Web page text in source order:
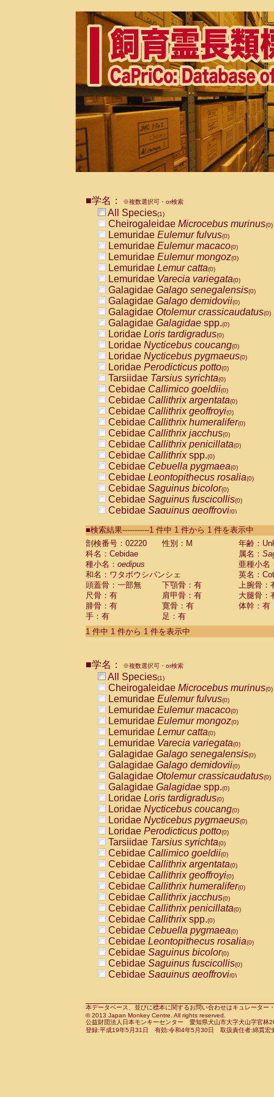
■学名： ※複数選択可・or検索
All Species(1)
Cheirogaleidae Microcebus murinus(0)
Lemuridae Eulemur fulvus(0)
Lemuridae Eulemur macaco(0)
Lemuridae Eulemur mongoz(0)
Lemuridae Lemur catta(0)
Lemuridae Varecia variegata(0)
Galagidae Galago senegalensis(0)
Galagidae Galago demidovii(0)
Galagidae Otolemur crassicaudatus(0)
Galagidae Galagidae spp.(0)
Loridae Loris tardigradus(0)
Loridae Nycticebus coucang(0)
Loridae Nycticebus pygmaeus(0)
Loridae Perodicticus potto(0)
Tarsiidae Tarsius syrichta(0)
Cebidae Callimico goeldii(0)
Cebidae Callithrix argentata(0)
Cebidae Callithrix geoffroyi(0)
Cebidae Callithrix humeralifer(0)
Cebidae Callithrix jacchus(0)
Cebidae Callithrix penicillata(0)
Cebidae Callithrixspp.(0)
Cebidae Cebuella pygmaea(0)
Cebidae Leontopithecus rosalia(0)
Cebidae Saguinus bicolor(0)
Cebidae Saguinus fuscicollis(0)
Cebidae Saguinus geoffroyi(0)
CebidaeSaguinus labiatus(0)
Cebidae Saguinus leucopus (0)
Cebidae
Cebidae
CebidaeSaguinus nigricollis (0)
Cebidae Saguinus oedipus
Cebidae Saguinus weddelli
Cebidae Saguinusspp.
Cebidae Aotus trivirgatus
Cebidae Cebus albifrons
CebidaeCebus nigrivittatus
CebidaeCebus
CebidaeSaimiri boliviensis(0)
CebidaeSaimiri sciureus(0)
AtelidaeAlouatta caraya(0)
AtelidaeAlouatta fusca(0)
AtelidaeAlouatta seniculus
AtelidaeAlouattaspp.(0)
AtelidaeAteles belzebuth(0)
AtelidaeAteles geoffroyi(0)
AtelidaeAteles paniscus(0)
AtelidaeAtelesspp.(0)
Atelidae Lagothrix lagothricha
AtelidaeLagothrix lagothricha cana
PitheciidaeCacajao calvus
PitheciidaeCallicebus cupreus
PitheciidaeCallicebus donacophilus
PitheciidaeCallicebus moloch
PitheciidaeCallicebus torquatus
PitheciidaeCallicebusspp.(0)
PitheciidaeChiropotes satanas(0)
PitheciidaePithecia monachus
PitheciidaePithecia pithecia(0)
CercopithecidaeCercocebus agilis
CercopithecidaeCercocebus
CercopithecidaeCercocebus
CercopithecidaeCercocebus
CercopithecidaeCercocebus
CercopithecidaeCercocebushybrid
CercopithecidaePapio anubis(0)
CercopithecidaePapio cynocephalus
CercopithecidaePapio hamadryas(0)
■検索結果-----------1 件中 1 件から 1 件を表示中
剖検番号：02220
性別：M
年齢：
科名：Cebidae
属名：
種小名： oedipus
亜種小名
和名：ワタボウシパンシェ
英名：
頭蓋骨：一部無
下顎骨：有
上腕骨：
尺骨：有
肩甲骨：有
大腿骨：
腓骨：有
寛骨：有
体幹：有
手：有
足：有
1 件中 1 件から 1 件を表示中
■学名： ※複数選択可・or検索
All Species(1)
Cheirogaleidae Microcebus murinus(0)
Lemuridae Eulemur fulvus(0)
Lemuridae Eulemur macaco(0)
Lemuridae Eulemur mongoz(0)
Lemuridae Lemur catta(0)
Lemuridae Varecia variegata(0)
Galagidae Galago senegalensis(0)
Galagidae Galago demidovii(0)
Galagidae Otolemur crassicaudatus(0)
Galagidae Galagidae spp.(0)
Loridae Loris tardigradus(0)
Loridae Nycticebus coucang(0)
Loridae Nycticebus pygmaeus(0)
Loridae Perodicticus potto(0)
Tarsiidae Tarsius syrichta(0)
Cebidae Callimico goeldii(0)
Cebidae Callithrix argentata(0)
Cebidae Callithrix geoffroyi(0)
Cebidae Callithrix humeralifer(0)
Cebidae Callithrix jacchus(0)
Cebidae Callithrix penicillata(0)
Cebidae Callithrixspp.(0)
Cebidae Cebuella pygmaea(0)
Cebidae Leontopithecus rosalia(0)
Cebidae Saguinus bicolor(0)
Cebidae Saguinus fuscicollis(0)
Cebidae Saguinus geoffroyi(0)
CebidaeSaguinus leucopus(0)
CebidaeSaguinus midas(0)
Cebidae Saguinus mystax(0)
本データベース、並びに標本に関するお問い合わせはキュレータ
© 2013 Japan Monkey Centre. All rights reserved.
公益財団法人日本モンキーセンター 愛知県犬山市大字犬山字官
登録:平成19年5月31日 有効:令和4年5月30日 取扱責任者:綿貫宏